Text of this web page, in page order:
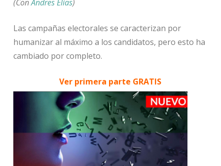
(ConAndres Elías)
Las campañas electorales se caracterizan por
humanizar al máximo a los candidatos, pero esto ha
cambiado por completo.
Ver primera parte GRATIS